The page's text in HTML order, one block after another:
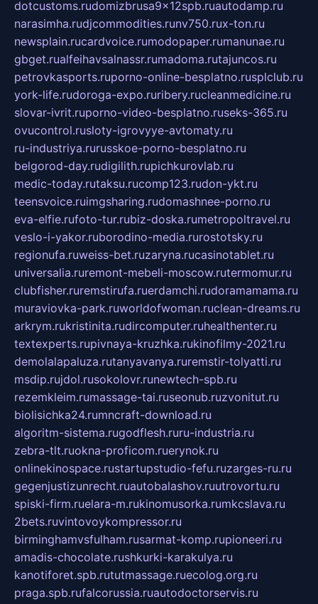
dotcustoms.rudomizbrusa9x12spb.ruautodamp.ru
narasimha.rudjcommodities.runv750.rux-ton.ru
newsplain.rucardvoice.rumodopaper.rumanunae.ru
gbget.rualfeihavsalnassr.rumadoma.rutajuncos.ru
petrovkasports.ruporno-online-besplatno.rusplclub.ru
york-life.rudoroga-expo.ruribery.rucleanmedicine.ru
slovar-ivrit.ruporno-video-besplatno.ruseks-365.ru
ovucontrol.rusloty-igrovyye-avtomaty.ru
ru-industriya.rurusskoe-porno-besplatno.ru
belgorod-day.rudigilith.rupichkurovlab.ru
medic-today.rutaksu.rucomp123.rudon-ykt.ru
teensvoice.ruimgsharing.rudomashnee-porno.ru
eva-elfie.rufoto-tur.rubiz-doska.rumetropoltravel.ru
veslo-i-yakor.ruborodino-media.rurostotsky.ru
regionufa.ruweiss-bet.ruzaryna.rucasinotablet.ru
universalia.ruremont-mebeli-moscow.rutermomur.ru
clubfisher.ruremstirufa.ruerdamchi.rudoramamama.ru
muraviovka-park.ruworldofwoman.ruclean-dreams.ru
arkrym.rukristinita.rudircomputer.ruhealthenter.ru
textexperts.rupivnaya-kruzhka.rukinofilmy-2021.ru
demolalapaluza.rutanyavanya.ruremstir-tolyatti.ru
msdip.rujdol.rusokolovr.runewtech-spb.ru
rezemkleim.rumassage-tai.ruseonub.ruzvonitut.ru
biolisichka24.rumncraft-download.ru
algoritm-sistema.rugodflesh.ruru-industria.ru
zebra-tlt.ruokna-proficom.ruerynok.ru
onlinekinospace.rustartupstudio-fefu.ruzarges-ru.ru
gegenjustizunrecht.ruautobalashov.ruutrovortu.ru
spiski-firm.ruelara-m.rukinomusorka.rumkcslava.ru
2bets.ruvintovoykompressor.ru
birminghamvsfulham.rusarmat-komp.rupioneeri.ru
amadis-chocolate.rushkurki-karakulya.ru
kanotiforet.spb.rututmassage.ruecolog.org.ru
praga.spb.rufalcorussia.ruautodoctorservis.ru